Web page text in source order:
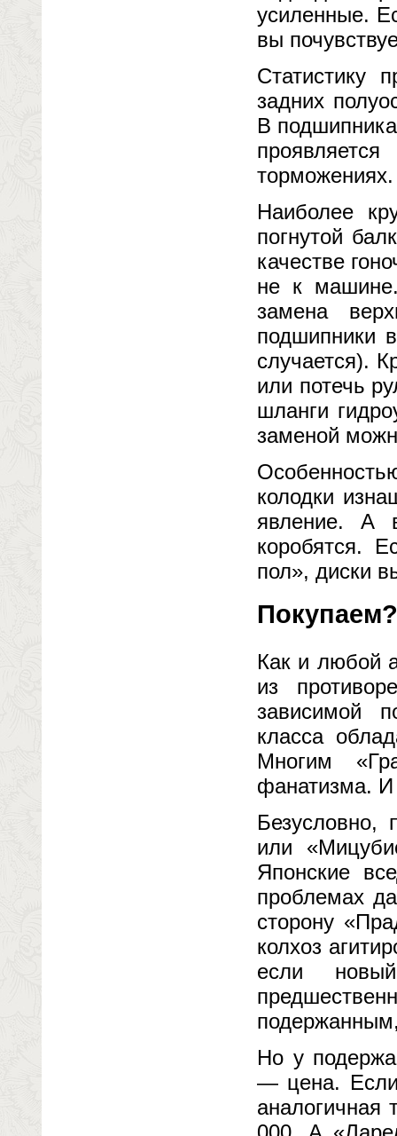
усиленные.
вы
Статистику
задних
В
торможениях.
Наиболее
погнутой
качестве
не к
замена
подшипники
случается).
или потечь
шланги
заменой
колодки
явление. А
коробятся.
пол», диски
Покупаем?
Как и любой
из
зависимой
класса
Многим
фанатизма.
Безусловно,
или
Японские
проблемах
сторону
колхоз
если
Но у
— цена.